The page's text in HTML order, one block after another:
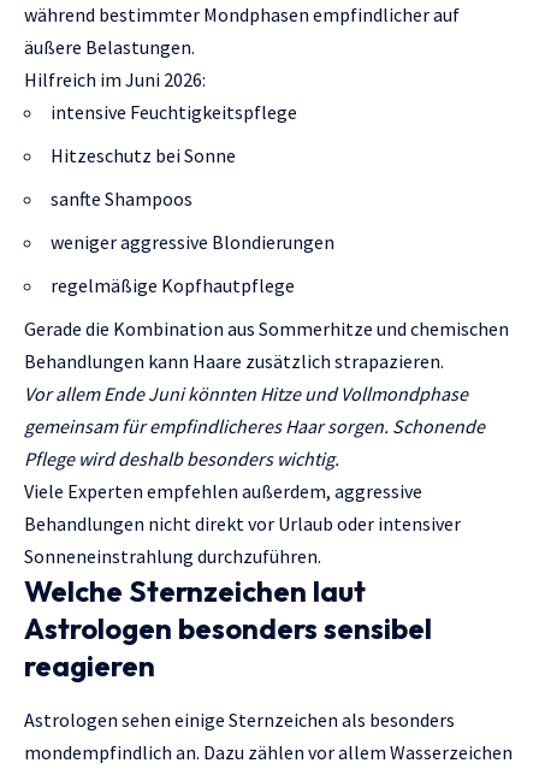
während bestimmter Mondphasen empfindlicher auf
äußere Belastungen.
Hilfreich im Juni 2026:
intensive Feuchtigkeitspflege
Hitzeschutz bei Sonne
sanfte Shampoos
weniger aggressive Blondierungen
regelmäßige Kopfhautpflege
Gerade die Kombination aus Sommerhitze und chemischen
Behandlungen kann Haare zusätzlich strapazieren.
Vor allem Ende Juni könnten Hitze und Vollmondphase
gemeinsam für empfindlicheres Haar sorgen. Schonende
Pflege wird deshalb besonders wichtig.
Viele Experten empfehlen außerdem, aggressive
Behandlungen nicht direkt vor Urlaub oder intensiver
Sonneneinstrahlung durchzuführen.
Welche Sternzeichen laut
Astrologen besonders sensibel
reagieren
Astrologen sehen einige Sternzeichen als besonders
mondempfindlich an. Dazu zählen vor allem Wasserzeichen